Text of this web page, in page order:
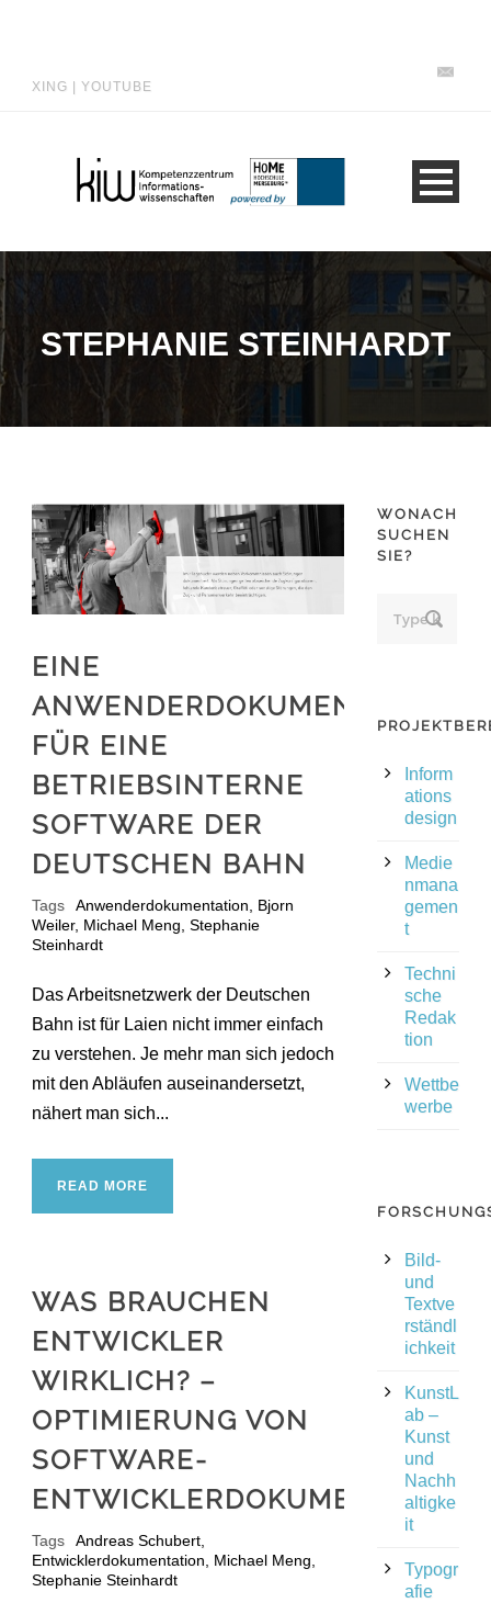
XING YOUTUBE
STEPHANIE STEINHARDT
EINE
ANWENDERDOKUMENTATION
FÜR EINE
BETRIEBSINTERNE
SOFTWARE DER
DEUTSCHEN BAHN
Tags Anwenderdokumentation
Bjorn
Weiler, Michael Meng Stephanie
Steinhardt
Das Arbeitsnetzwerk der Deutschen
Bahn ist für Laien nicht immer einfach
zu verstehen. Je mehr man sich jedoch
mit den Abläufen auseinandersetzt,
nähert man sich...
READ MORE
WAS BRAUCHEN
ENTWICKLER
WIRKLICH? –
OPTIMIERUNG VON
SOFTWARE-
ENTWICKLERDOKUMENTATION
Tags Andreas Schubert
Entwicklerdokumentation
Michael Meng
Stephanie Steinhardt
WONACH
SUCHEN
SIE?
Inform
ations
design
Medie
nmana
gemen
t
Techni
sche
Redak
tion
Wettbe
werbe
Bild-
und
Textve
rständl
ichkeit
KunstL
ab –
Kunst
und
Nachh
altigke
it
Typogr
afie